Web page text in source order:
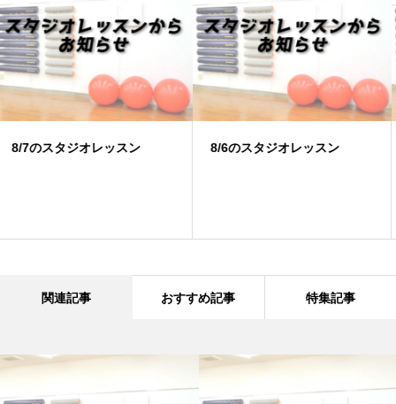
8/6のスタジオレッスン 8/4のスタジオレッスン
関連記事 おすすめ記事 特集記事